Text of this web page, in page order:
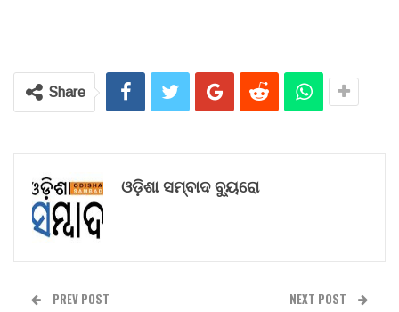
Share
ଓଡ଼ିଶା ସମ୍ବାଦ ବ୍ୟୁରୋ
PREV POST NEXT POST